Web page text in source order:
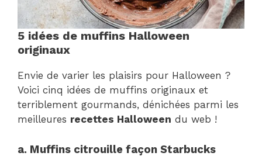
5 idées de muffins Halloween
originaux
Envie de varier les plaisirs pour Halloween ?
Voici cinq idées de muffins originaux et
terriblement gourmands, dénichées parmi les
meilleures recettes Halloween du web !
a. Muffins citrouille façon Starbucks